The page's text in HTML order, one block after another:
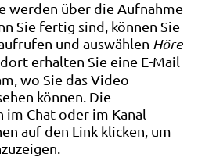
werden über die Aufnahme
Sie fertig sind, können Sie
und auswählen Höre
dort erhalten Sie eine E-Mail
wo Sie das Video
können. Die
im Chat oder im Kanal
auf den Link klicken, um